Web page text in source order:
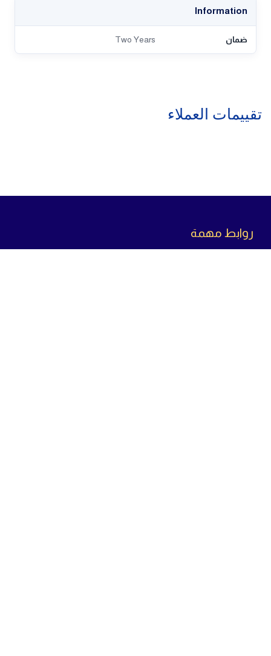
Information
ضمان Two Years
تقييمات العملاء
روابط مهمة